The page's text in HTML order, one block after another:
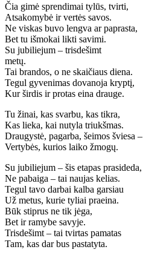
Čia gimė sprendimai tylūs, tvirti,
Atsakomybė ir vertės savos.
Ne viskas buvo lengva ar paprasta,
Bet tu išmokai likti savimi.
Su jubiliejum – trisdešimt
metų.
Tai brandos, o ne skaičiaus diena.
Tegul gyvenimas dovanoja kryptį,
Kur širdis ir protas eina drauge.
Tu žinai, kas svarbu, kas tikra,
Kas lieka, kai nutyla triukšmas.
Draugystė, pagarba, šeimos šviesa –
Vertybės, kurios laiko žmogų.
Su jubiliejum – šis etapas prasideda,
Ne pabaiga – tai naujas kelias.
Tegul tavo darbai kalba garsiau
Už metus, kurie tyliai praeina.
Būk stiprus ne tik jėga,
Bet ir ramybe savyje.
Trisdešimt – tai tvirtas pamatas
Tam, kas dar bus pastatyta.